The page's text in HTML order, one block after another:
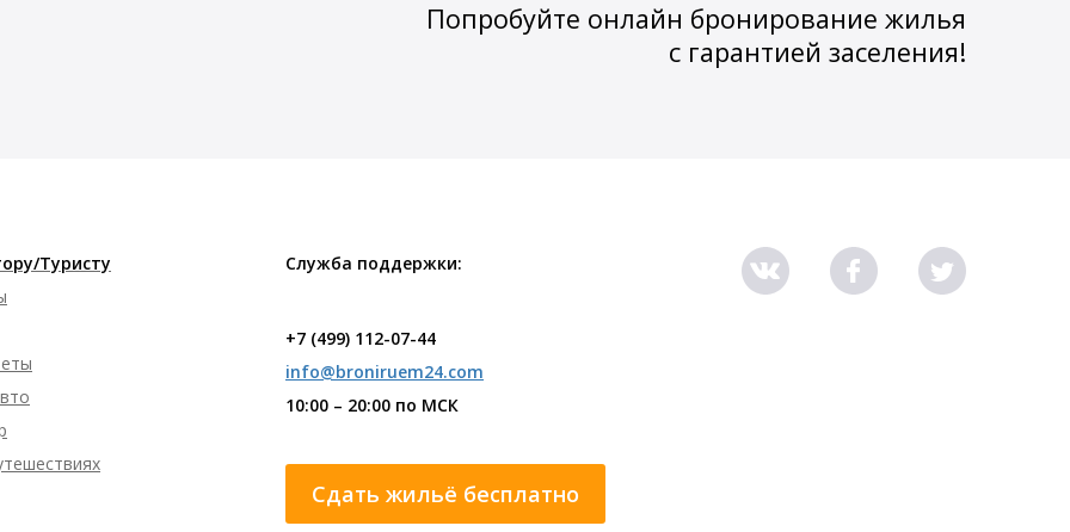
Попробуйте онлайн бронирование жилья
с гарантией заселения!
Туристу
Служба поддержки:
+7 (499) 112-07-44
info@broniruem24.com
10:00 – 20:00 по МСК
Сдать жильё бесплатно